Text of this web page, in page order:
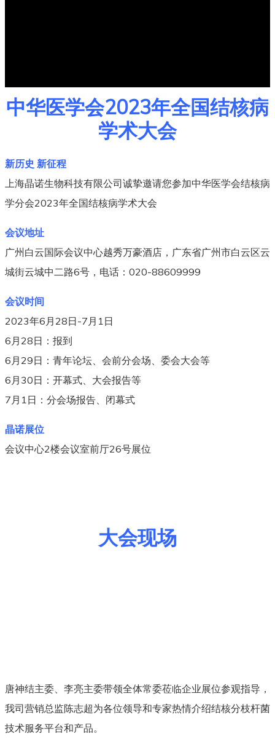
中华医学会2023年全国结核病
学术大会
新历史 新征程
上海晶诺生物科技有限公司诚挚邀请您参加中华医学会结核病
学分会2023年全国结核病学术大会
会议地址
广州白云国际会议中心越秀万豪酒店，广东省广州市白云区云
城街云城中二路6号，电话：020-88609999
会议时间
2023年6月28日-7月1日
6月28日：报到
6月29日：青年论坛、会前分会场、委会大会等
6月30日：开幕式、大会报告等
7月1日：分会场报告、闭幕式
晶诺展位
会议中心2楼会议室前厅26号展位
大会现场
唐神结主委、李亮主委带领全体常委莅临企业展位参观指导，
我司营销总监陈志超为各位领导和专家热情介绍结核分枝杆菌
技术服务平台和产品。